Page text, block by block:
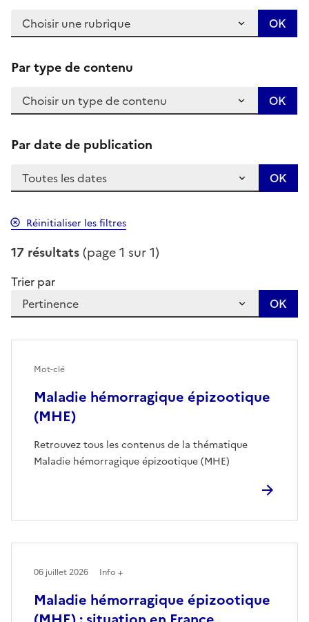
Par type de contenu
Par date de publication
Réinitialiser les filtres
17 résultats(page 1 sur 1)
Trier par
Maladie hémorragique épizootique
(MHE)
Retrouvez tous les contenus de la thématique
Maladie hémorragique épizootique (MHE)
Mot-clé
Maladie hémorragique épizootique
06 juillet 2026 Info +